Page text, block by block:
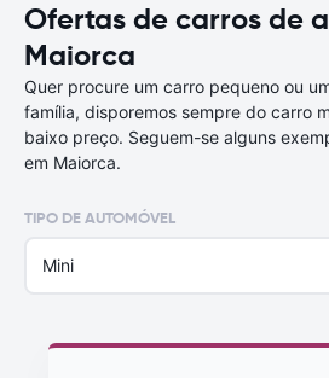
Ofertas de carros de
Maiorca
Quer procure um carro pequeno ou
família, disporemos sempre do carro
baixo preço. Seguem-se alguns
em Maiorca.
TIPO DE AUTOMÓVEL
Mini